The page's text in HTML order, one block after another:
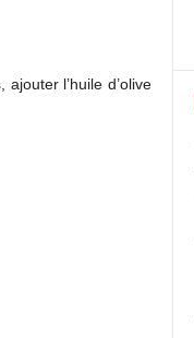
l’huile d’olive